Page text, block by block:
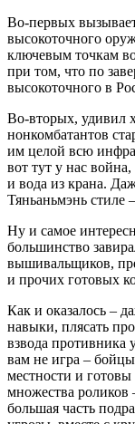
Во-первых
высокоточного
ключевым точкам
при том, что по
высокоточного в
Во-вторых, удивил
нонкомбатантов
им целой всю
вот тут у нас
и вода из крана.
Тяньаньмэнь стиле
Ну и самое
большинство
вышивальщиков,
и прочих готовых
Как и оказалось –
навыки, плясать
взвода противника
вам не игра –
местности и
множества роликов
большая часть